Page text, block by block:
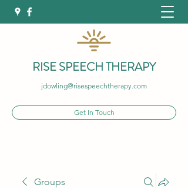
RISE SPEECH THERAPY
jdowling@risespeechtherapy.com
Get In Touch
Groups